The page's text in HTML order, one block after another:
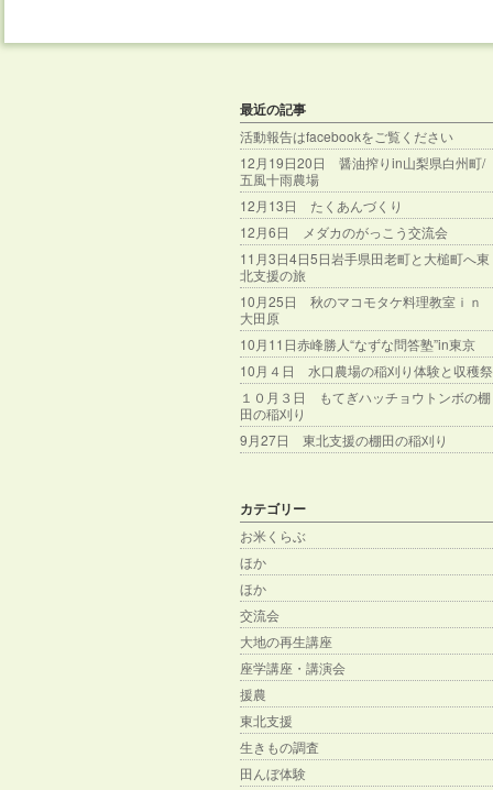
最近の記事
活動報告はfacebookをご覧ください
12月19日20日 醤油搾りin山梨県白州町/
五風十雨農場
12月13日 たくあんづくり
12月6日 メダカのがっこう交流会
11月3日4日5日岩手県田老町と大槌町へ東
北支援の旅
10月25日 秋のマコモタケ料理教室ｉｎ
大田原
10月11日赤峰勝人“なずな問答塾”in東京
10月４日 水口農場の稲刈り体験と収穫祭
１０月３日 もてぎハッチョウトンボの棚
田の稲刈り
9月27日 東北支援の棚田の稲刈り
カテゴリー
お米くらぶ
ほか
ほか
交流会
大地の再生講座
座学講座・講演会
援農
東北支援
生きもの調査
田んぼ体験